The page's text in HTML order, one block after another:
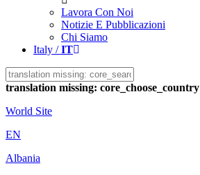
Lavora Con Noi
Notizie E Pubblicazioni
Chi Siamo
Italy /IT
translation missing: core_choose_country
World Site
EN
Albania